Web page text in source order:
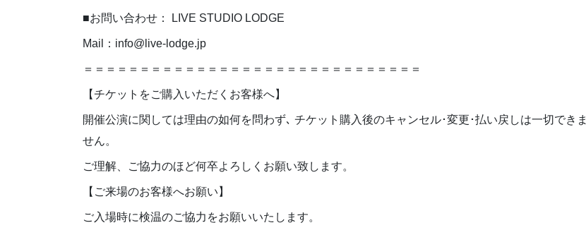
■お問い合わせ： LIVE STUDIO LODGE
Mail：info@live-lodge.jp
＝＝＝＝＝＝＝＝＝＝＝＝＝＝＝＝＝＝＝＝＝＝＝＝＝＝＝＝＝＝
【チケットをご購入いただくお客様へ】
開催公演に関しては理由の如何を問わず､ チケット購入後のキャンセル･変更･払い戻しは一切できま
せん。
ご理解、ご協力のほど何卒よろしくお願い致します。
【ご来場のお客様へお願い】
ご入場時に検温のご協力をお願いいたします。